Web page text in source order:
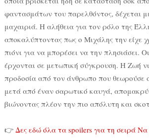
φαντασμάτων του παρελθόντος, δέχεται
μαχαιριά. Η αλήθεια για τον ρόλο της
αποκαλύπτοντας πως ο Μιχάλης την είχε
πιόνι για να μπορέσει να την πλησιάσει.
έρχονται σε μετωπική σύγκρουση. Η Ζωή
προδοσία από τον άνθρωπο που θεωρούσε
μετά από έναν σαρωτικό καυγά,
βιώνοντας πλέον την πιο απόλυτη και
👉 Δες εδώ όλα τα spoilers για τη σειρά